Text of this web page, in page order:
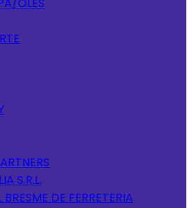
S.R.L.
DE FERRETERIA